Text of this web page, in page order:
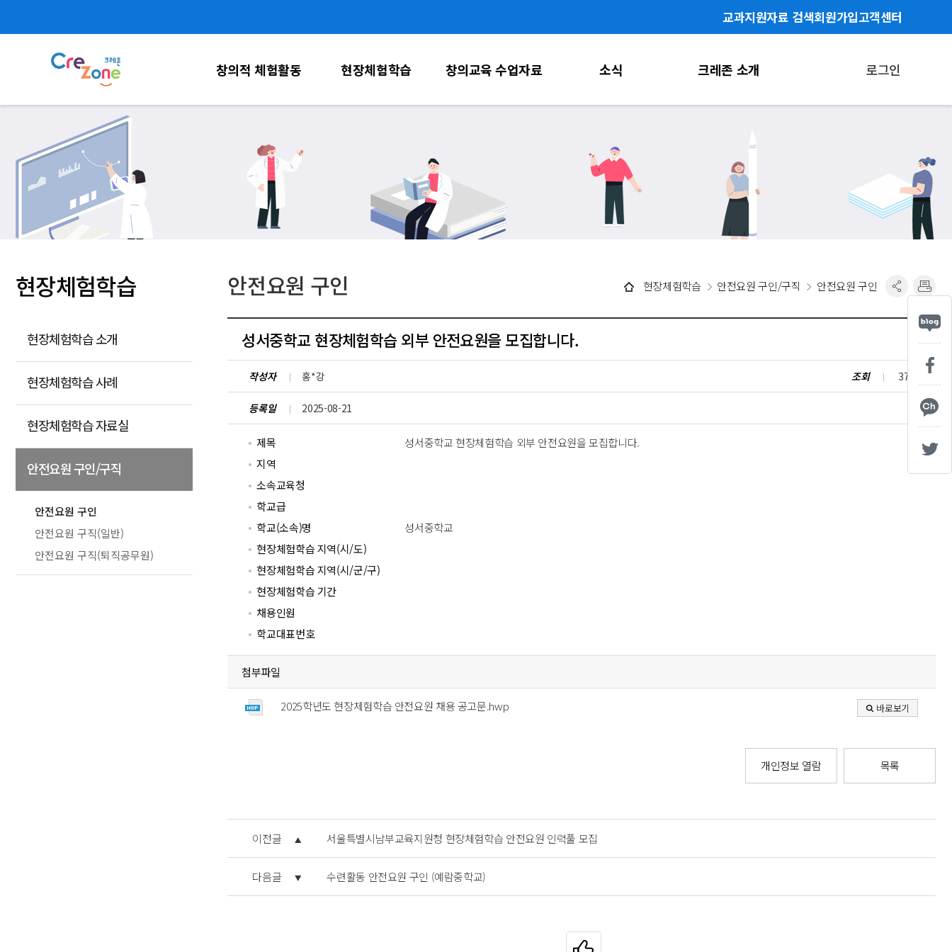
교과지원자료 검색회원가입고객센터
창의적 체험활동 현장체험학습 창의교육 수업자료 소식 크레존 소개 로그인
현장체험학습
현장체험학습 소개
현장체험학습 사례
현장체험학습 자료실
안전요원 구인/구직
안전요원 구인
안전요원 구직(일반)
안전요원 구직(퇴직공무원)
안전요원 구인 현장체험학습 안전요원 구인/구직 안전요원 구인
성서중학교 현장체험학습 외부 안전요원을 모집합니다.
작성자 홍*강 조회 377
등록일 2025-08-21
제목
성서중학교 현장체험학습 외부 안전요원을 모집합니다.
지역
소속교육청
학교급
학교(소속)명
성서중학교
현장체험학습 지역(시/도)
현장체험학습 지역(시/군/구)
현장체험학습 기간
채용인원
학교대표번호
첨부파일
2025학년도 현장체험학습 안전요원 채용 공고문.hwp 바로보기
개인정보 열람 목록
이전글 서울특별시남부교육지원청 현장체험학습 안전요원 인력풀 모집
다음글 수련활동 안전요원 구인 (예람중학교)